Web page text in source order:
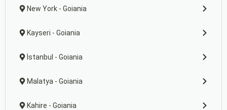
New York - Goiania
Kayseri - Goiania
İstanbul - Goiania
Malatya - Goiania
Kahire - Goiania